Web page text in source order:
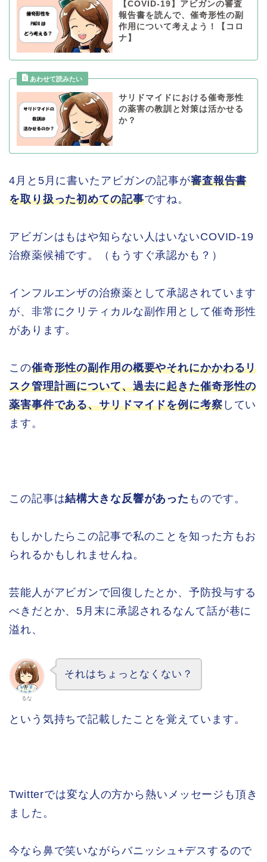
【COVID-19】アビガンの審査
報告書を読んで、催奇形性の副
作用について考えよう！【コロ
ナ】
サリドマイドにおける催奇形性
の薬害の教訓と対策は活かせる
か？
4月と5月に書いたアビガンの記事が審査報告書
を取り扱った初めての記事ですね。
アビガンはもはや知らない人はいないCOVID-19
治療薬候補です。（もうすぐ承認かも？）
インフルエンザの治療薬として承認されています
が、非常にクリティカルな副作用として催奇形性
があります。
この催奇形性の副作用の概要やそれにかかわるリ
スク管理計画について、過去に起きた催奇形性の
薬害事件である、サリドマイドを例に考察してい
ます。
この記事は結構大きな反響があった ものです。
もしかしたらこの記事で私のことを知った方もお
られるかもしれませんね。
芸能人がアビガンで回復したとか、予防投与する
べきだとか、5月末に承認されるなんて話が巷に
溢れ、
るな
それはちょっとなくない？
という気持ちで記載したことを覚えています。
Twitterでは変な人の方から熱いメッセージも頂き
ました。
今なら鼻で笑いながらバニッシュ+デスするので